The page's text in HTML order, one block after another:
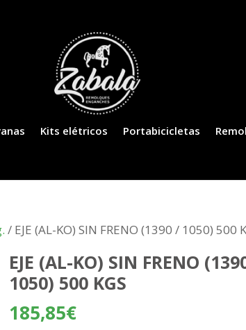
Kits elétricos Portabicicletas
/ EJE (AL-KO) SIN FRENO (1390 / 1050) 500
EJE (AL-KO) SIN FRENO
1050) 500 KGS
185,85€